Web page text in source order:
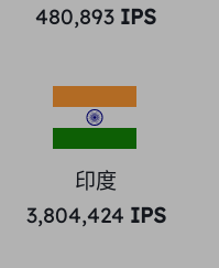
480,893 IPS
印度
3,804,424 IPS